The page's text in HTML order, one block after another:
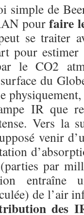
simple de
pourfaire
se traiter
pour
le CO2
du
IR que
Vers la
venir
par
entraîne
de l’air
des